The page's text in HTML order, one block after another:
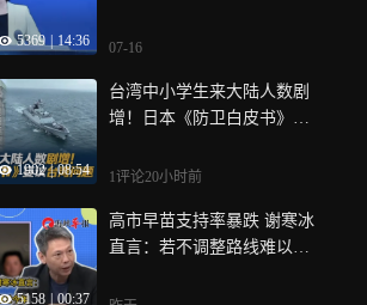
5369 14:36 07-16
1902 | 08:54
台湾中小学生来大陆人数剧
增！日本《防卫白皮书》妄
1评论20小时前
5158 00:37
高市早苗支持率暴跌 谢寒冰
直言：若不调整路线难以撑